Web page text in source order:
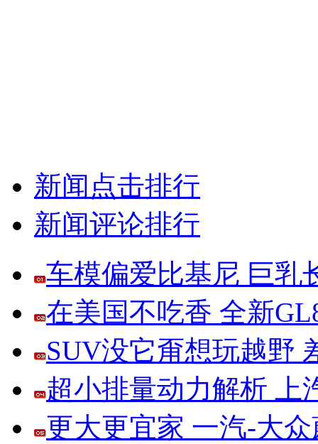
新闻点击排行
新闻评论排行
车模偏爱比基尼 巨乳
在美国不吃香 全新
SUV没它甭想玩越野
超小排量动力解析 上
更大更宜家 一汽-大